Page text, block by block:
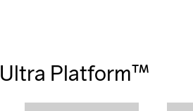
Ultra Platform™